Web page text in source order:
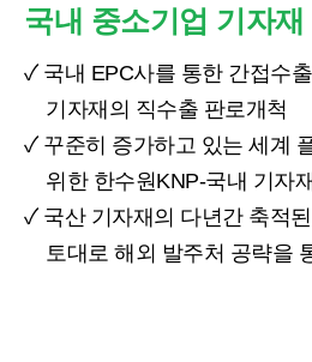
국내 중소기업 기자
✓ 국내 EPC사를 통한 간접수출에 의존해 있는 국산
기자재의 직수출 판로개척
✓ 꾸준히 증가하고 있는 세계 플랜트시장에 진입하기
위한 한수원KNP-국내 기자
✓ 국산 기자재의 다년간 축적된 간접수출 경험을
토대로 해외 발주처 공략을